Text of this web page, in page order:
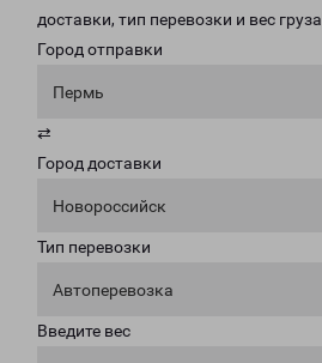
доставки, тип перевозки и вес груза.
Город отправки
Пермь
⇄
Город доставки
Новороссийск
Тип перевозки
Автоперевозка
Введите вес